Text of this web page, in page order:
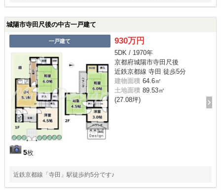
城陽市寺田尺後の中古一戸建て
一戸建て
5枚
930万円
5DK / 1970年
京都府城陽市寺田尺後
近鉄京都線 寺田 徒歩5分
建物面積 64.6㎡
土地面積 89.53㎡
(27.08坪)
近鉄京都線「寺田」駅徒歩約5分です♪